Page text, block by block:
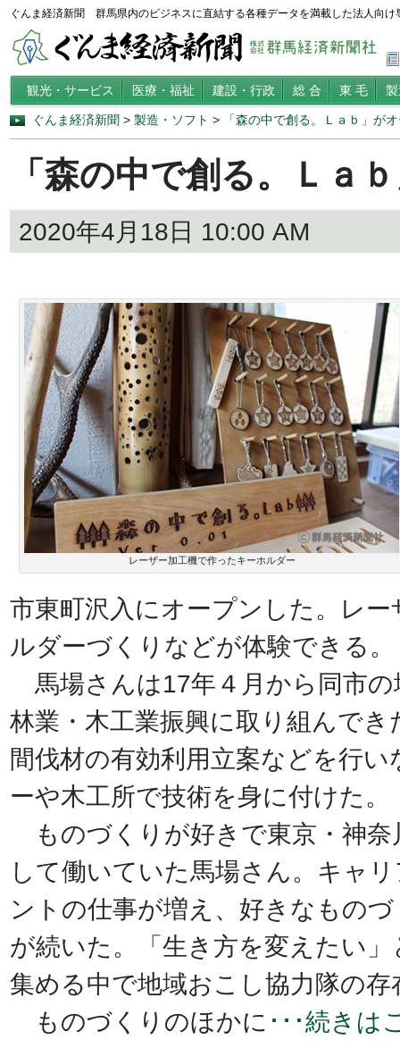
ぐんま経済新聞 群馬県内のビジネスに直結する各種データを満載した法人向け
観光・サービス 医療・福祉 建設・行政 総 合 東 毛
ぐんま経済新聞 > 製造・ソフト > 「森の中で創る。Ｌａｂ」が
「森の中で創る。Ｌａ
2020年4月18日 10:00 AM
レーザー加工機で作ったキーホルダー
市東町沢入にオープンした。レ
ルダーづくりなどが体験できる。
馬場さんは17年４月から同市
林業・木工業振興に取り組んで
間伐材の有効利用立案などを行
ーや木工所で技術を身に付けた。
ものづくりが好きで東京・神
して働いていた馬場さん。キャ
ントの仕事が増え、好きなもの
が続いた。「生き方を変えたい
集める中で地域おこし協力隊の存
ものづくりのほかに ･･･続きは